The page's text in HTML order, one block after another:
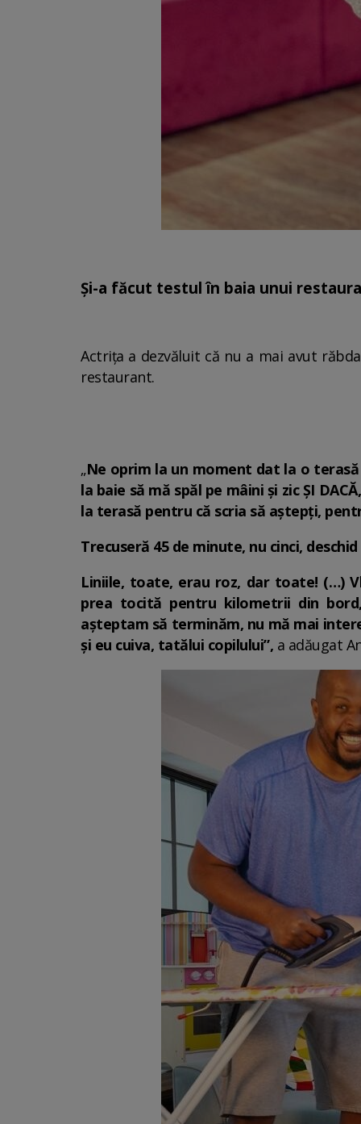
Și-a făcut testul în baia unui
Actrița a dezvăluit că nu a mai avut
restaurant.
„Ne oprim la un moment dat la o
la baie să mă spăl pe mâini și zic ȘI
la terasă pentru că scria să aștepți,
Trecuseră 45 de minute, nu cinci,
Liniile, toate, erau roz, dar toate! (…)
prea tocită pentru kilometrii din
așteptam să terminăm, nu mă mai
și eu cuiva, tatălui copilului”, a adăugat